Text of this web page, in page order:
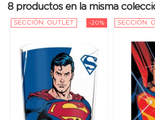
8 productos en la misma
-20%
SECCIÓN: OUTLET SECCIÓN: